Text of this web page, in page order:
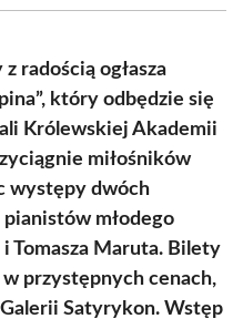
radością ogłasza
który odbędzie się
Królewskiej Akademii
miłośników
występy dwóch
młodego
Tomasza Maruta. Bilety
przystępnych cenach,
Satyrykon. Wstęp